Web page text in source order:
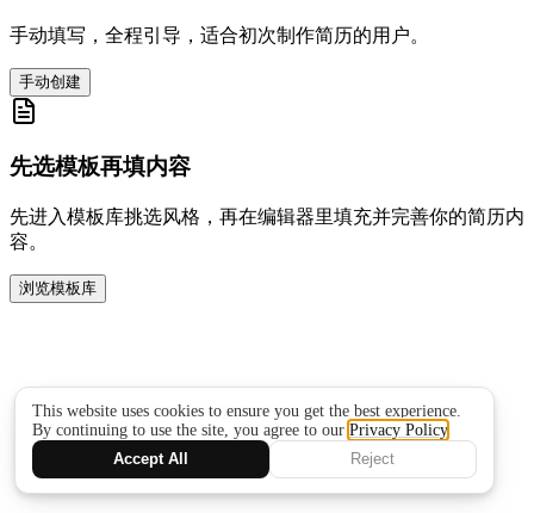
手动填写，全程引导，适合初次制作简历的用户。
手动创建
先选模板再填内容
先进入模板库挑选风格，再在编辑器里填充并完善你的简历内
容。
浏览模板库